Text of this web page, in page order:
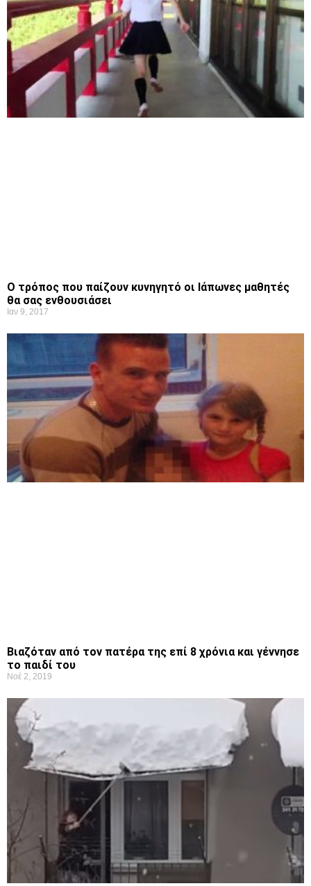
Ο τρόπος που παίζουν κυνηγητό οι Ιάπωνες μαθητές
θα σας ενθουσιάσει
Ιαν 9, 2017
Βιαζόταν από τον πατέρα της επί 8 χρόνια και γέννησε
το παιδί του
Νοέ 2, 2019